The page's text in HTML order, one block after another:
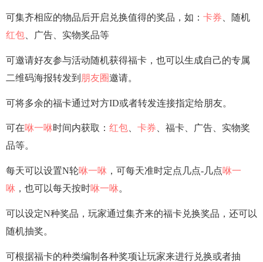
可集齐相应的物品后开启兑换值得的奖品，如： 卡券 、随机
红包 、广告、实物奖品等
可邀请好友参与活动随机获得福卡，也可以生成自己的专属
二维码海报转发到 朋友圈邀请。
可将多余的福卡通过对方ID或者转发连接指定给朋友。
可在咻一咻时间内获取： 红包 卡券 、福卡、广告、实物奖
品等。
每天可以设置N轮咻一咻 ，可每天准时定点几点-几点咻一
咻 ，也可以每天按时咻一咻。
可以设定N种奖品，玩家通过集齐来的福卡兑换奖品，还可以
随机抽奖。
可根据福卡的种类编制各种奖项让玩家来进行兑换或者抽